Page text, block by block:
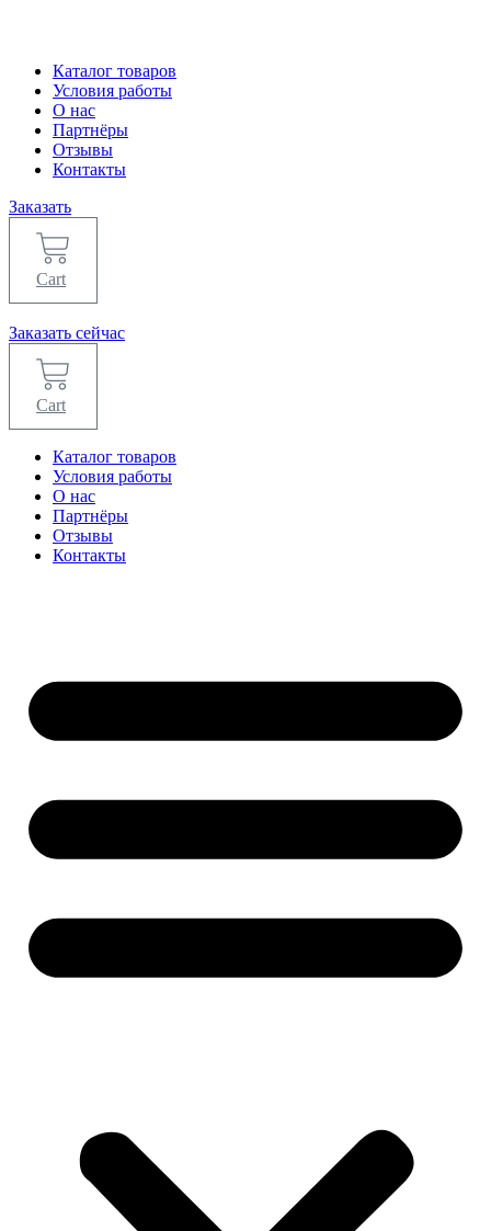
Каталог товаров
Условия работы
О нас
Партнёры
Отзывы
Контакты
Заказать
Cart
Заказать сейчас
Cart
Каталог товаров
Условия работы
О нас
Партнёры
Отзывы
Контакты